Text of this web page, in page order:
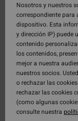
Nosotros y nuestros
correspondiente para
dispositivo. Esta
y dirección IP) puede
contenido
los contenidos,
mejor a nuestra
nuestros socios.
o rechazar las
rechazar las cookies
(como algunas
consulte nuestra